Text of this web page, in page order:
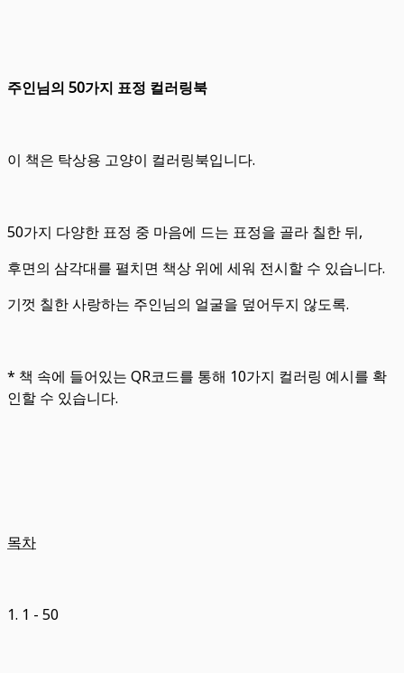
주인님의 50가지 표정 컬러링북
이 책은 탁상용 고양이 컬러링북입니다.
50가지 다양한 표정 중 마음에 드는 표정을 골라 칠한 뒤,
후면의 삼각대를 펼치면 책상 위에 세워 전시할 수 있습니다.
기껏 칠한 사랑하는 주인님의 얼굴을 덮어두지 않도록.
* 책 속에 들어있는 QR코드를 통해 10가지 컬러링 예시를 확
인할 수 있습니다.
목차
1. 1 - 50